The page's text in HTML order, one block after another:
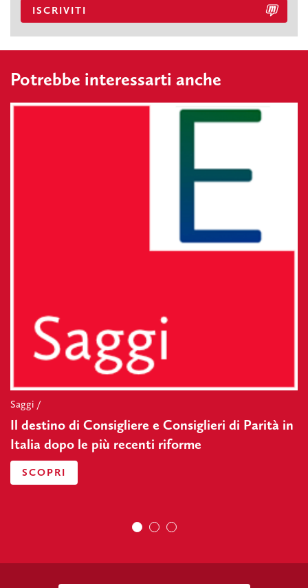
ISCRIVITI
Potrebbe interessarti anche
Saggi /
Il destino di Consigliere e Consiglieri di Parità in
Italia dopo le più recenti riforme
SCOPRI